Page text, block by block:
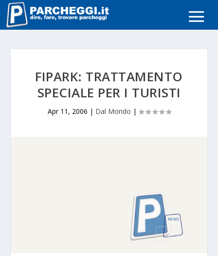
FIPARK: TRATTAMENTO
SPECIALE PER I TURISTI
Apr 11, 2006 | Dal Mondo |